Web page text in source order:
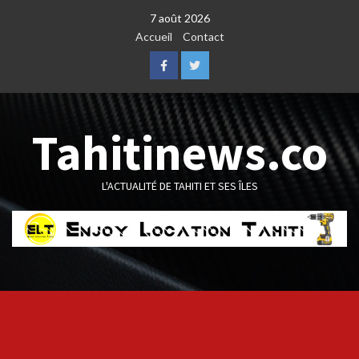
7 août 2026
Accueil
Contact
FacebookTwitter
Tahitinews.co
L'ACTUALITÉ DE TAHITI ET SES ÎLES